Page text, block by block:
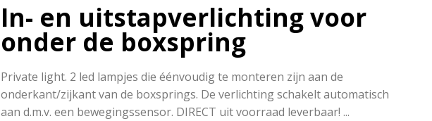
In- en uitstapverlichting voor
onder de boxspring
Private light. 2 led lampjes die éénvoudig te monteren zijn aan de
onderkant/zijkant van de boxsprings. De verlichting schakelt automatisch
aan d.m.v. een bewegingssensor. DIRECT uit voorraad leverbaar! ...